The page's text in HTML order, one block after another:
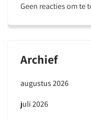
Geen reacties om te
Archief
augustus 2026
juli 2026